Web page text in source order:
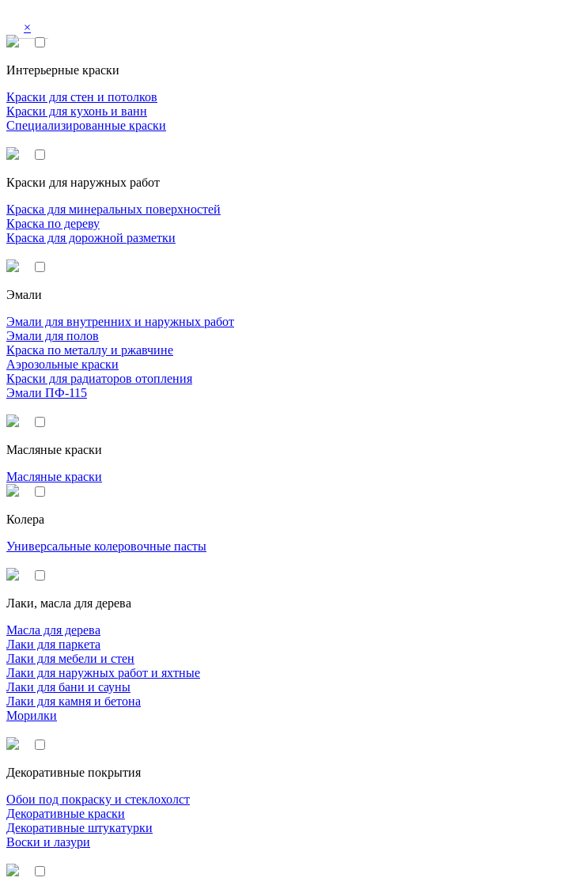
×
Интерьерные краски
Краски для стен и потолков
Краски для кухонь и ванн
Специализированные краски
Краски для наружных работ
Краска для минеральных поверхностей
Краска по дереву
Краска для дорожной разметки
Эмали
Эмали для внутренних и наружных работ
Эмали для полов
Краска по металлу и ржавчине
Аэрозольные краски
Краски для радиаторов отопления
Эмали ПФ-115
Масляные краски
Масляные краски
Колера
Универсальные колеровочные пасты
Лаки, масла для дерева
Масла для дерева
Лаки для паркета
Лаки для мебели и стен
Лаки для наружных работ и яхтные
Лаки для бани и сауны
Лаки для камня и бетона
Морилки
Декоративные покрытия
Обои под покраску и стеклохолст
Декоративные краски
Декоративные штукатурки
Воски и лазури